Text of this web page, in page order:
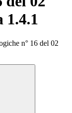
1.4.1
n° 16 del 02